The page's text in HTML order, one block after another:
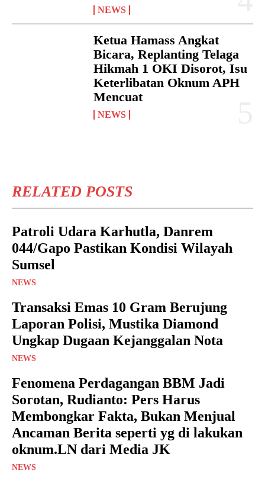
NEWS
Ketua Hamass Angkat
Bicara, Replanting Telaga
Hikmah 1 OKI Disorot, Isu
Keterlibatan Oknum APH
Mencuat
NEWS
RELATED POSTS
Patroli Udara Karhutla, Danrem
044/Gapo Pastikan Kondisi Wilayah
Sumsel
NEWS
Transaksi Emas 10 Gram Berujung
Laporan Polisi, Mustika Diamond
Ungkap Dugaan Kejanggalan Nota
NEWS
Fenomena Perdagangan BBM Jadi
Sorotan, Rudianto: Pers Harus
Membongkar Fakta, Bukan Menjual
Ancaman Berita seperti yg di lakukan
oknum.LN dari Media JK
NEWS